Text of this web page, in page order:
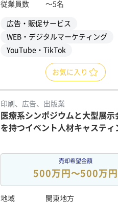
従業員数
〜5名
広告・販促サービス
WEB・デジタルマーケティング
YouTube・TikTok
お気に入り
印刷、広告、出版業
医療系シンポジウムと大型展示
を持つイベント人材キャスティ
売却希望金額
500万円〜500万円
地域
関東地方